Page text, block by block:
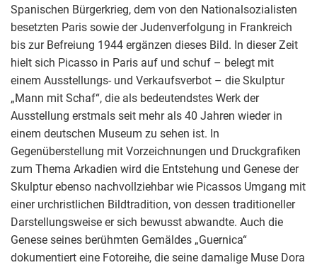
Spanischen Bürgerkrieg, dem von den Nationalsozialisten
besetzten Paris sowie der Judenverfolgung in Frankreich
bis zur Befreiung 1944 ergänzen dieses Bild. In dieser Zeit
hielt sich Picasso in Paris auf und schuf – belegt mit
einem Ausstellungs- und Verkaufsverbot – die Skulptur
„Mann mit Schaf“, die als bedeutendstes Werk der
Ausstellung erstmals seit mehr als 40 Jahren wieder in
einem deutschen Museum zu sehen ist. In
Gegenüberstellung mit Vorzeichnungen und Druckgrafiken
zum Thema Arkadien wird die Entstehung und Genese der
Skulptur ebenso nachvollziehbar wie Picassos Umgang mit
einer urchristlichen Bildtradition, von dessen traditioneller
Darstellungsweise er sich bewusst abwandte. Auch die
Genese seines berühmten Gemäldes „Guernica“
dokumentiert eine Fotoreihe, die seine damalige Muse Dora